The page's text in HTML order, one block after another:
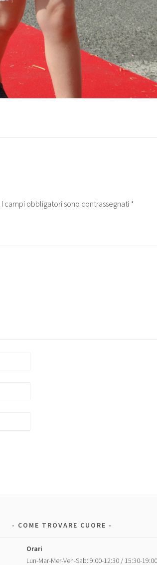
I campi obbligatori sono contrassegnati *
COME TROVARE CUORE
Orari
Lun-Mar-Mer-Ven-Sab: 9:00-12:30 / 15:30-19:00